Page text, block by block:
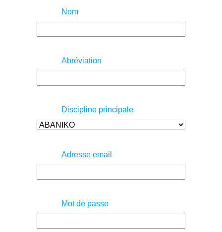
Nom
Abréviation
Discipline principale
Adresse email
Mot de passe